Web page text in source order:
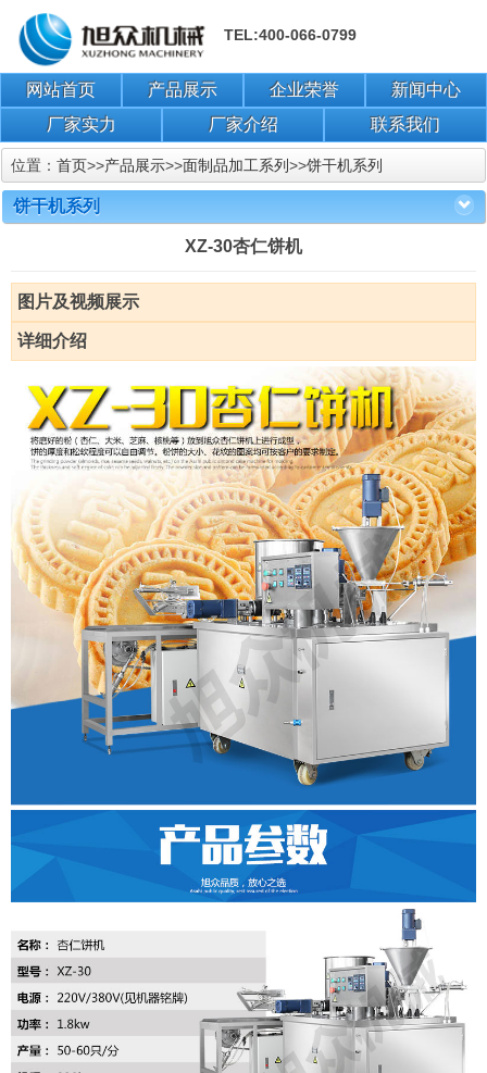
TEL:400-066-0799
网站首页 产品展示 企业荣誉
新闻中心
厂家实力
厂家介绍 联系我们
位置： 首页>>产品展示>>面制品加工系列>>饼干机系列
饼干机系列
XZ-30杏仁饼机
图片及视频展示
详细介绍